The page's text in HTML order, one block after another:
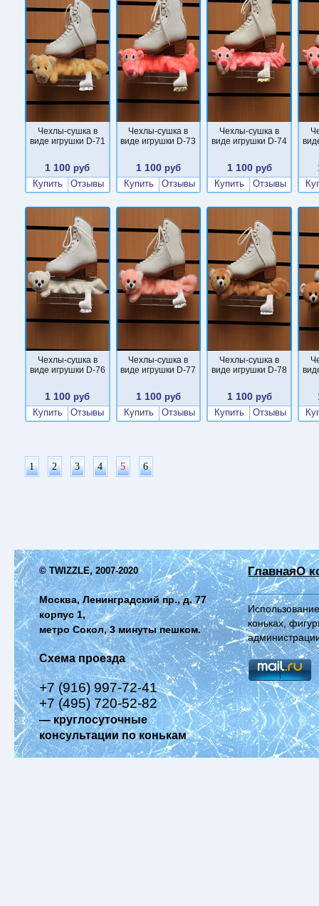
Чехлы-сушка в
виде игрушки D-71
1 100 руб
Купить
Отзывы
Чехлы-сушка в
виде игрушки D-73
1 100 руб
Купить
Отзывы
Чехлы-сушка в
виде игрушки D-74
1 100руб
Купить
Отзывы
Чехлы-сушка в
виде игрушки D-76
1 100 руб
Купить
Отзывы
Чехлы-сушка в
виде игрушки D-77
1 100 руб
Купить
Отзывы
Чехлы-сушка в
виде игрушки D-78
1 100руб
Купить
Отзывы
1 2 3 4 5 6
© TWIZZLE, 2007-2020
Москва, Ленинградский пр., д. 77
корпус 1,
метро Сокол, 3 минуты пешком.
Схема проезда
+7 (916) 997-72-41
+7 (495) 720-52-82
— круглосуточные
консультации по конькам
ГлавнаяО
коньках,